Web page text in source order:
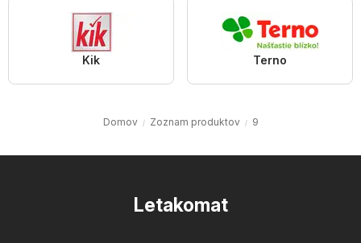
Kik Terno
Domov Zoznam produktov 9
Letakomat